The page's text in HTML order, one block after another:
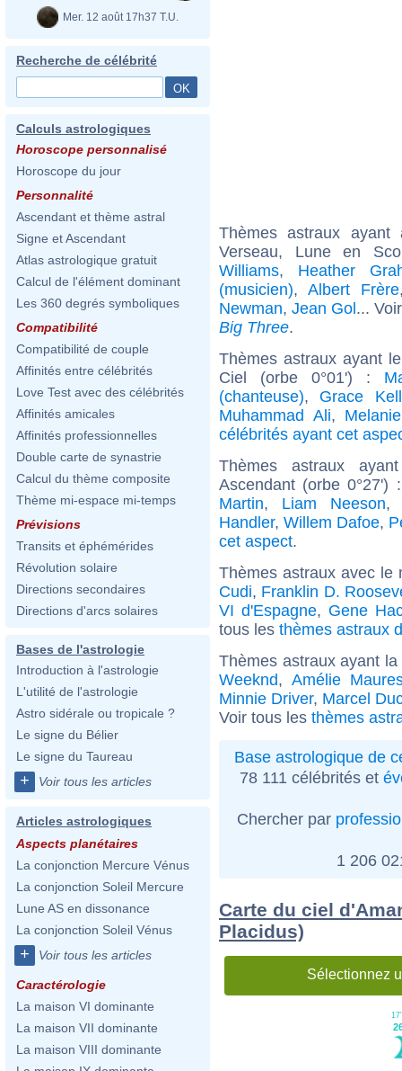
Mer. 12 août 17h37 T.U.
Recherche de célébrité
Calculs astrologiques
Horoscope personnalisé
Horoscope du jour
Personnalité
Ascendant et thème astral
Signe et Ascendant
Atlas astrologique gratuit
Calcul de l'élément dominant
Les 360 degrés symboliques
Compatibilité
Compatibilité de couple
Affinités entre célébrités
Love Test avec des célébrités
Affinités amicales
Affinités professionnelles
Double carte de synastrie
Calcul du thème composite
Thème mi-espace mi-temps
Prévisions
Transits et éphémérides
Révolution solaire
Directions secondaires
Directions d'arcs solaires
Bases de l'astrologie
Introduction à l'astrologie
L'utilité de l'astrologie
Astro sidérale ou tropicale ?
Le signe du Bélier
Le signe du Taureau
+ Voir tous les articles
Articles astrologiques
Aspects planétaires
La conjonction Mercure Vénus
La conjonction Soleil Mercure
Lune AS en dissonance
La conjonction Soleil Vénus
+ Voir tous les articles
Caractérologie
La maison VI dominante
La maison VII dominante
La maison VIII dominante
Thèmes astraux
Verseau, Lune en
Williams, Heather
(musicien), Albert Frère
Newman, Jean Gol...
Big Three.
Thèmes astraux ayant
Ciel (orbe 0°01') :
(chanteuse), Grace
Muhammad Ali,
célébrités ayant cet
Thèmes astraux
Ascendant (orbe 0°27')
Martin, Liam Neeson
Handler, Willem Dafoe,
cet aspect.
Thèmes astraux avec
Cudi, Franklin D.
VI d'Espagne, Gene
tous les thèmes astraux
Thèmes astraux ayant
Weeknd, Amélie
Minnie Driver, Marcel
Voir tous les thèmes
Base astrologique de
78 111 célébrités et
Chercher par
1 206
Carte du ciel
Placidus)
Sélectionnez
17'